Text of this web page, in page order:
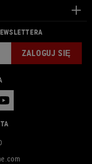
ZALOGUJ SIĘ